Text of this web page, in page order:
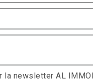
newsletter AL